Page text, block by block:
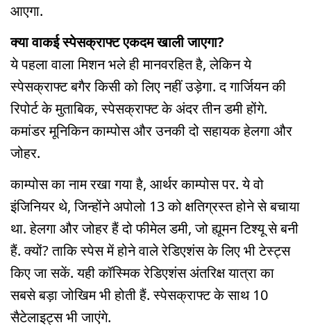
आएगा.
क्या वाकई स्पेसक्राफ्ट एकदम खाली जाएगा?
ये पहला वाला मिशन भले ही मानवरहित है, लेकिन ये
स्पेसक्राफ्ट बगैर किसी को लिए नहीं उड़ेगा. द गार्जियन की
रिपोर्ट के मुताबिक, स्पेसक्राफ्ट के अंदर तीन डमी होंगे.
कमांडर मूनिकिन काम्पोस और उनकी दो सहायक हेलगा और
जोहर.
काम्पोस का नाम रखा गया है, आर्थर काम्पोस पर. ये वो
इंजिनियर थे, जिन्होंने अपोलो 13 को क्षतिग्रस्त होने से बचाया
था. हेलगा और जोहर हैं दो फीमेल डमी, जो ह्यूमन टिश्यू से बनी
हैं. क्यों? ताकि स्पेस में होने वाले रेडिएशंस के लिए भी टेस्ट्स
किए जा सकें. यही कॉस्मिक रेडिएशंस अंतरिक्ष यात्रा का
सबसे बड़ा जोखिम भी होती हैं. स्पेसक्राफ्ट के साथ 10
सैटेलाइट्स भी जाएंगे.